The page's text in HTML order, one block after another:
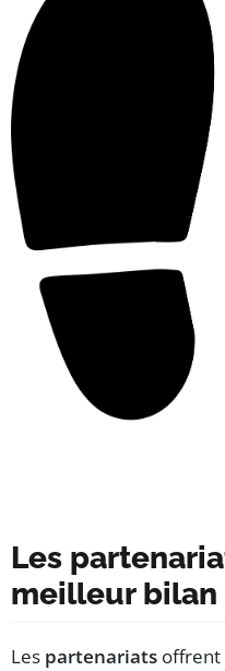
Les
meilleur bilan
Les partenariats offrent